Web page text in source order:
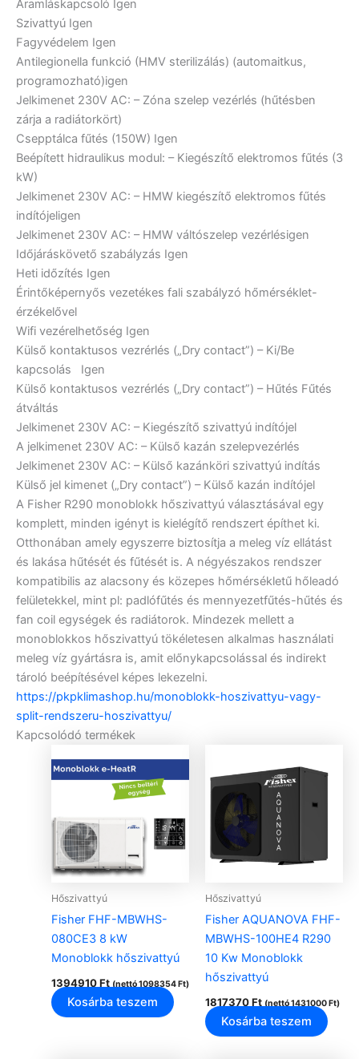
Áramláskapcsoló Igen
Szivattyú Igen
Fagyvédelem Igen
Antilegionella funkció (HMV sterilizálás) (automaitkus,
programozható)igen
Jelkimenet 230V AC: – Zóna szelep vezérlés (hűtésben
zárja a radiátorkört)
Csepptálca fűtés (150W) Igen
Beépített hidraulikus modul: – Kiegészítő elektromos fűtés (3
kW)
Jelkimenet 230V AC: – HMW kiegészítő elektromos fűtés
indítójeligen
Jelkimenet 230V AC: – HMW váltószelep vezérlésigen
Időjáráskövető szabályzás Igen
Heti időzítés Igen
Érintőképernyős vezetékes fali szabályzó hőmérséklet-
érzékelővel
Wifi vezérelhetőség Igen
Külső kontaktusos vezrérlés („Dry contact”) – Ki/Be
kapcsolás Igen
Külső kontaktusos vezrérlés („Dry contact”) – Hűtés Fűtés
átváltás
Jelkimenet 230V AC: – Kiegészítő szivattyú indítójel
A jelkimenet 230V AC: – Külső kazán szelepvezérlés
Jelkimenet 230V AC: – Külső kazánköri szivattyú indítás
Külső jel kimenet („Dry contact”) – Külső kazán indítójel
A Fisher R290 monoblokk hőszivattyú választásával egy
komplett, minden igényt is kielégítő rendszert építhet ki.
Otthonában amely egyszerre biztosítja a meleg víz ellátást
és lakása hűtését és fűtését is. A négyészakos rendszer
kompatibilis az alacsony és közepes hőmérsékletű hőleadó
felületekkel, mint pl: padlófűtés és mennyezetfűtés-hűtés és
fan coil egységek és radiátorok. Mindezek mellett a
monoblokkos hőszivattyú tökéletesen alkalmas használati
meleg víz gyártásra is, amit előnykapcsolással és indirekt
tároló beépítésével képes lekezelni.
https://pkpklimashop.hu/monoblokk-hoszivattyu-vagy-
split-rendszeru-hoszivattyu/
Kapcsolódó termékek
Hőszivattyú
Fisher FHF-MBWHS-
080CE3 8 kW
Monoblokk hőszivattyú
1394910Ft (nettó1098354Ft)
Kosárba teszem
Hőszivattyú
Fisher AQUANOVA FHF-
MBWHS-100HE4 R290
10 Kw Monoblokk
hőszivattyú
1817370Ft (nettó1431000Ft)
Kosárba teszem